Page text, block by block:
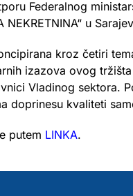
Federalnog
NEKRETNINA“ u
kroz četiri
izazova ovog
Vladinog sektora.
doprinesu kvaliteti
putem LINKA.